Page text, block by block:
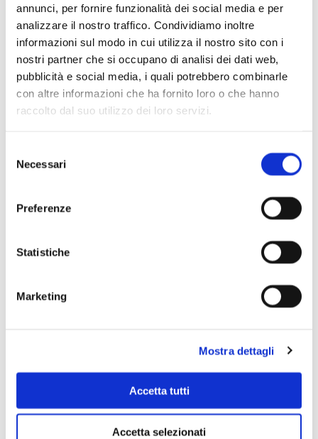
annunci, per fornire funzionalità dei social media e per
analizzare il nostro traffico. Condividiamo inoltre
informazioni sul modo in cui utilizza il nostro sito con i
nostri partner che si occupano di analisi dei dati web,
pubblicità e social media, i quali potrebbero combinarle
con altre informazioni che ha fornito loro o che hanno
raccolto dal suo utilizzo dei loro servizi.
delNecessari
Preferenze
Statistiche
Marketing
Mostra dettagli
Accetta tutti
Accetta selezionati
Scopri di più
Scopri di più